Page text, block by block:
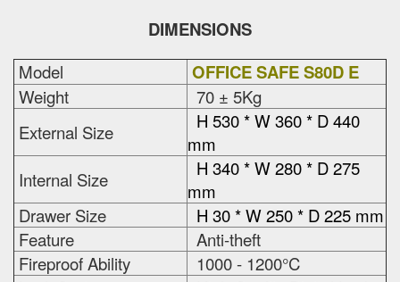
DIMENSIONS
Model OFFICE SAFE S80D E
Weight
70 ± 5Kg
External Size
H 530 * W 360 * D 440
mm
Internal Size
H 340 * W 280 * D 275
mm
Drawer Size
H 30 * W 250 * D 225 mm
Feature
Anti-theft
Fireproof Ability
1000 - 1200°C